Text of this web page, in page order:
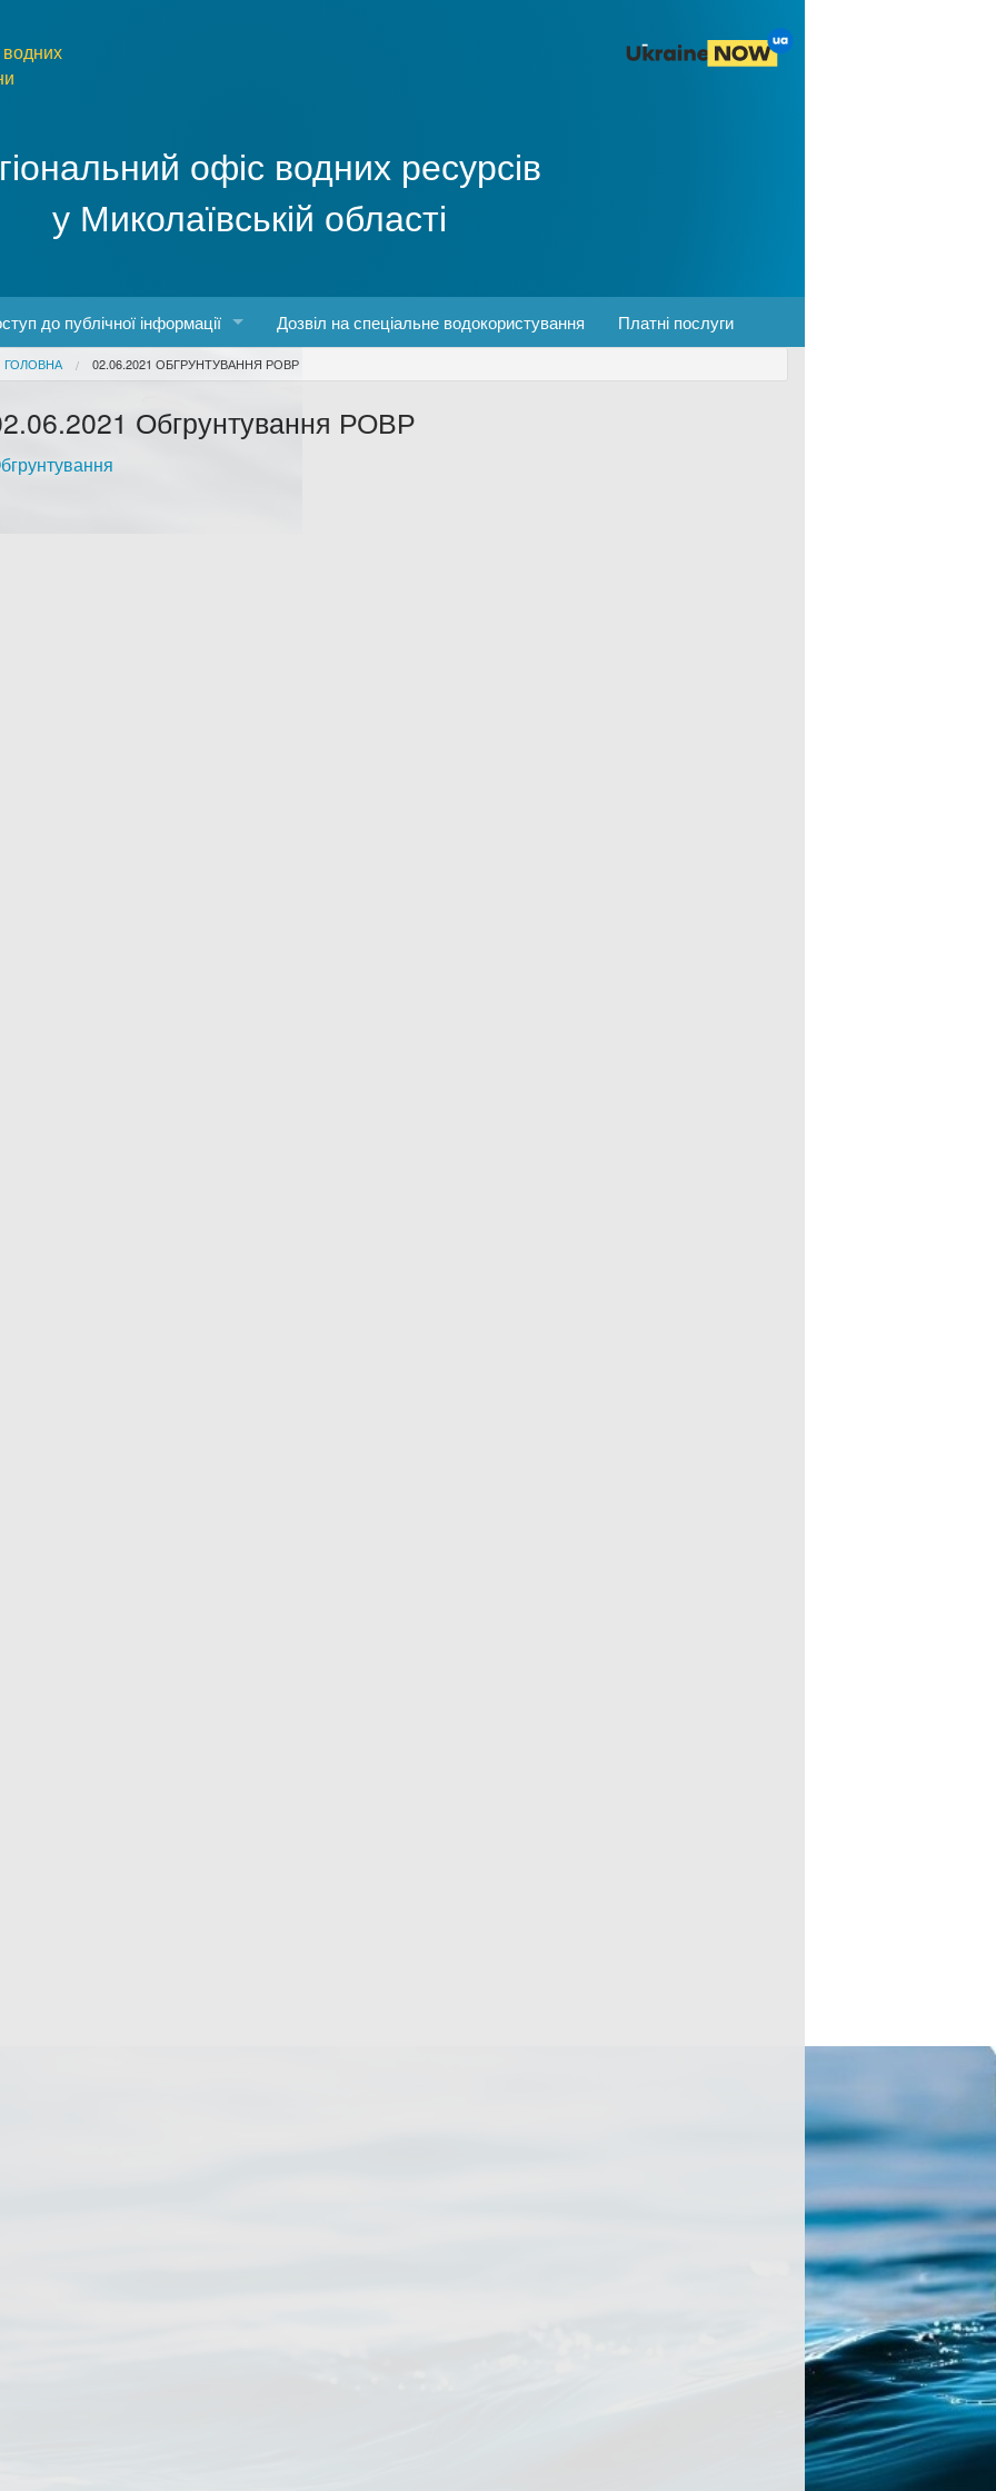
офіс водних ресурсів
у Миколаївській області
до публічної інформації
про доступ до публічної інформації
роботу з інформаційними запитами
та порядок запиту
Дозвіл на спеціальне водокористування Платні послуги
are here
ГОЛОВНА 02.06.2021 ОБГРУНТУВАННЯ РОВР
Обгрунтування РОВР